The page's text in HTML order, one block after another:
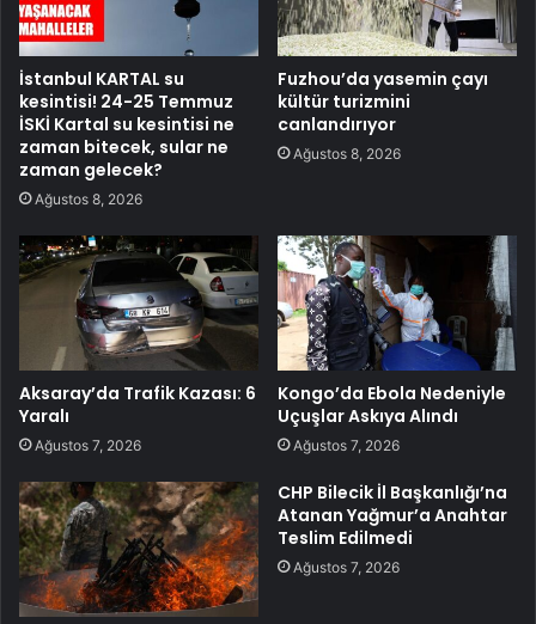
İstanbul KARTAL su
kesintisi! 24-25 Temmuz
İSKİ Kartal su kesintisi ne
zaman bitecek, sular ne
zaman gelecek?
Ağustos 8, 2026
Fuzhou’da yasemin çayı
kültür turizmini
canlandırıyor
Ağustos 8, 2026
Aksaray’da Trafik Kazası: 6
Yaralı
Ağustos 7, 2026
Kongo’da Ebola Nedeniyle
Uçuşlar Askıya Alındı
Ağustos 7, 2026
CHP Bilecik İl Başkanlığı’na
Atanan Yağmur’a Anahtar
Teslim Edilmedi
Ağustos 7, 2026